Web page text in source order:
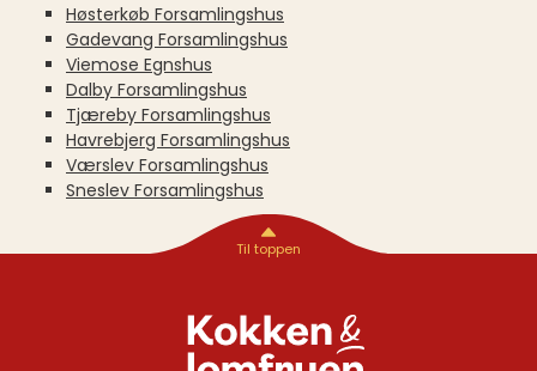
Høsterkøb Forsamlingshus
Gadevang Forsamlingshus
Viemose Egnshus
Dalby Forsamlingshus
Tjæreby Forsamlingshus
Havrebjerg Forsamlingshus
Værslev Forsamlingshus
Sneslev Forsamlingshus